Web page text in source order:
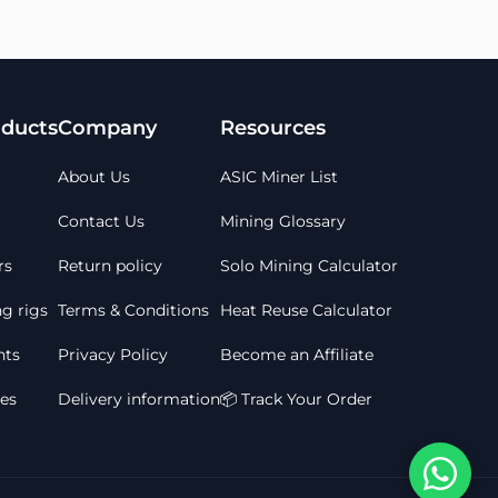
rigs
Company
About Us
Contact Us
Return policy
Terms & Conditions
Privacy Policy
Delivery information
Resources
ASIC Miner List
Mining Glossary
Solo Mining Calculator
Heat Reuse Calculator
Become an Affiliate
📦 Track Your Order